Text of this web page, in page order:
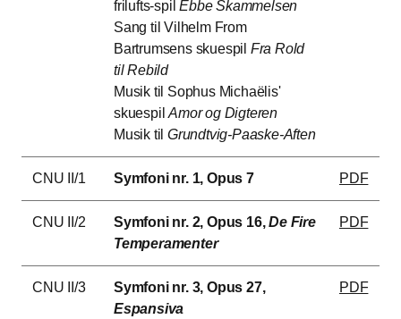
frilufts-spilEbbe Skammelsen
Sang til Vilhelm From
Bartrumsens skuespil Fra Rold
til Rebild
Musik til Sophus Michaëlis'
skuespilAmor og Digteren
Musik til Grundtvig-Paaske-Aften
CNU II/1 Symfoni nr. 1, Opus 7 PDF
CNU II/2 Symfoni nr. 2, Opus 16,De Fire
Temperamenter
PDF
CNU II/3
Symfoni nr. 3, Opus 27,
Espansiva
PDF